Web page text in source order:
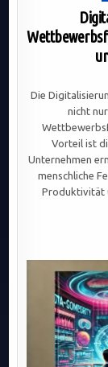
in
Die
nicht
Vorteil ist
Unternehmen
menschliche
Produktivität